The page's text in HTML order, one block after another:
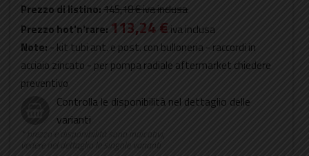
Prezzo di listino:145,18 €iva inclusa
Prezzo hot'n'rare: 113,24 € iva inclusa
Note: - kit tubi ant. e post. con bulloneria - raccordi in
acciaio zincato - per pompa radiale aftermarket chiedere
preventivo
Controlla le disponibilità nel dettaglio delle
varianti
* prezzo e disponibilità sono indicativi,
vedere nel dettaglio le singole varianti